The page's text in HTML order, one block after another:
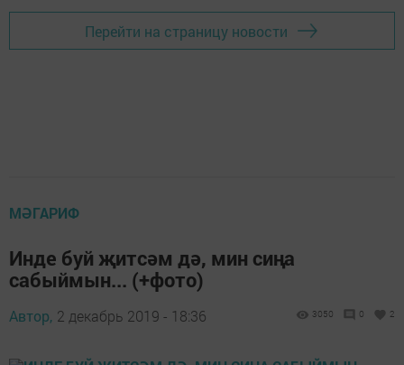
Перейти на страницу новости
МӘГАРИФ
Инде буй җитсәм дә, мин сиңа
сабыймын... (+фото)
Автор, 2 декабрь 2019 - 18:36 3050 0 2